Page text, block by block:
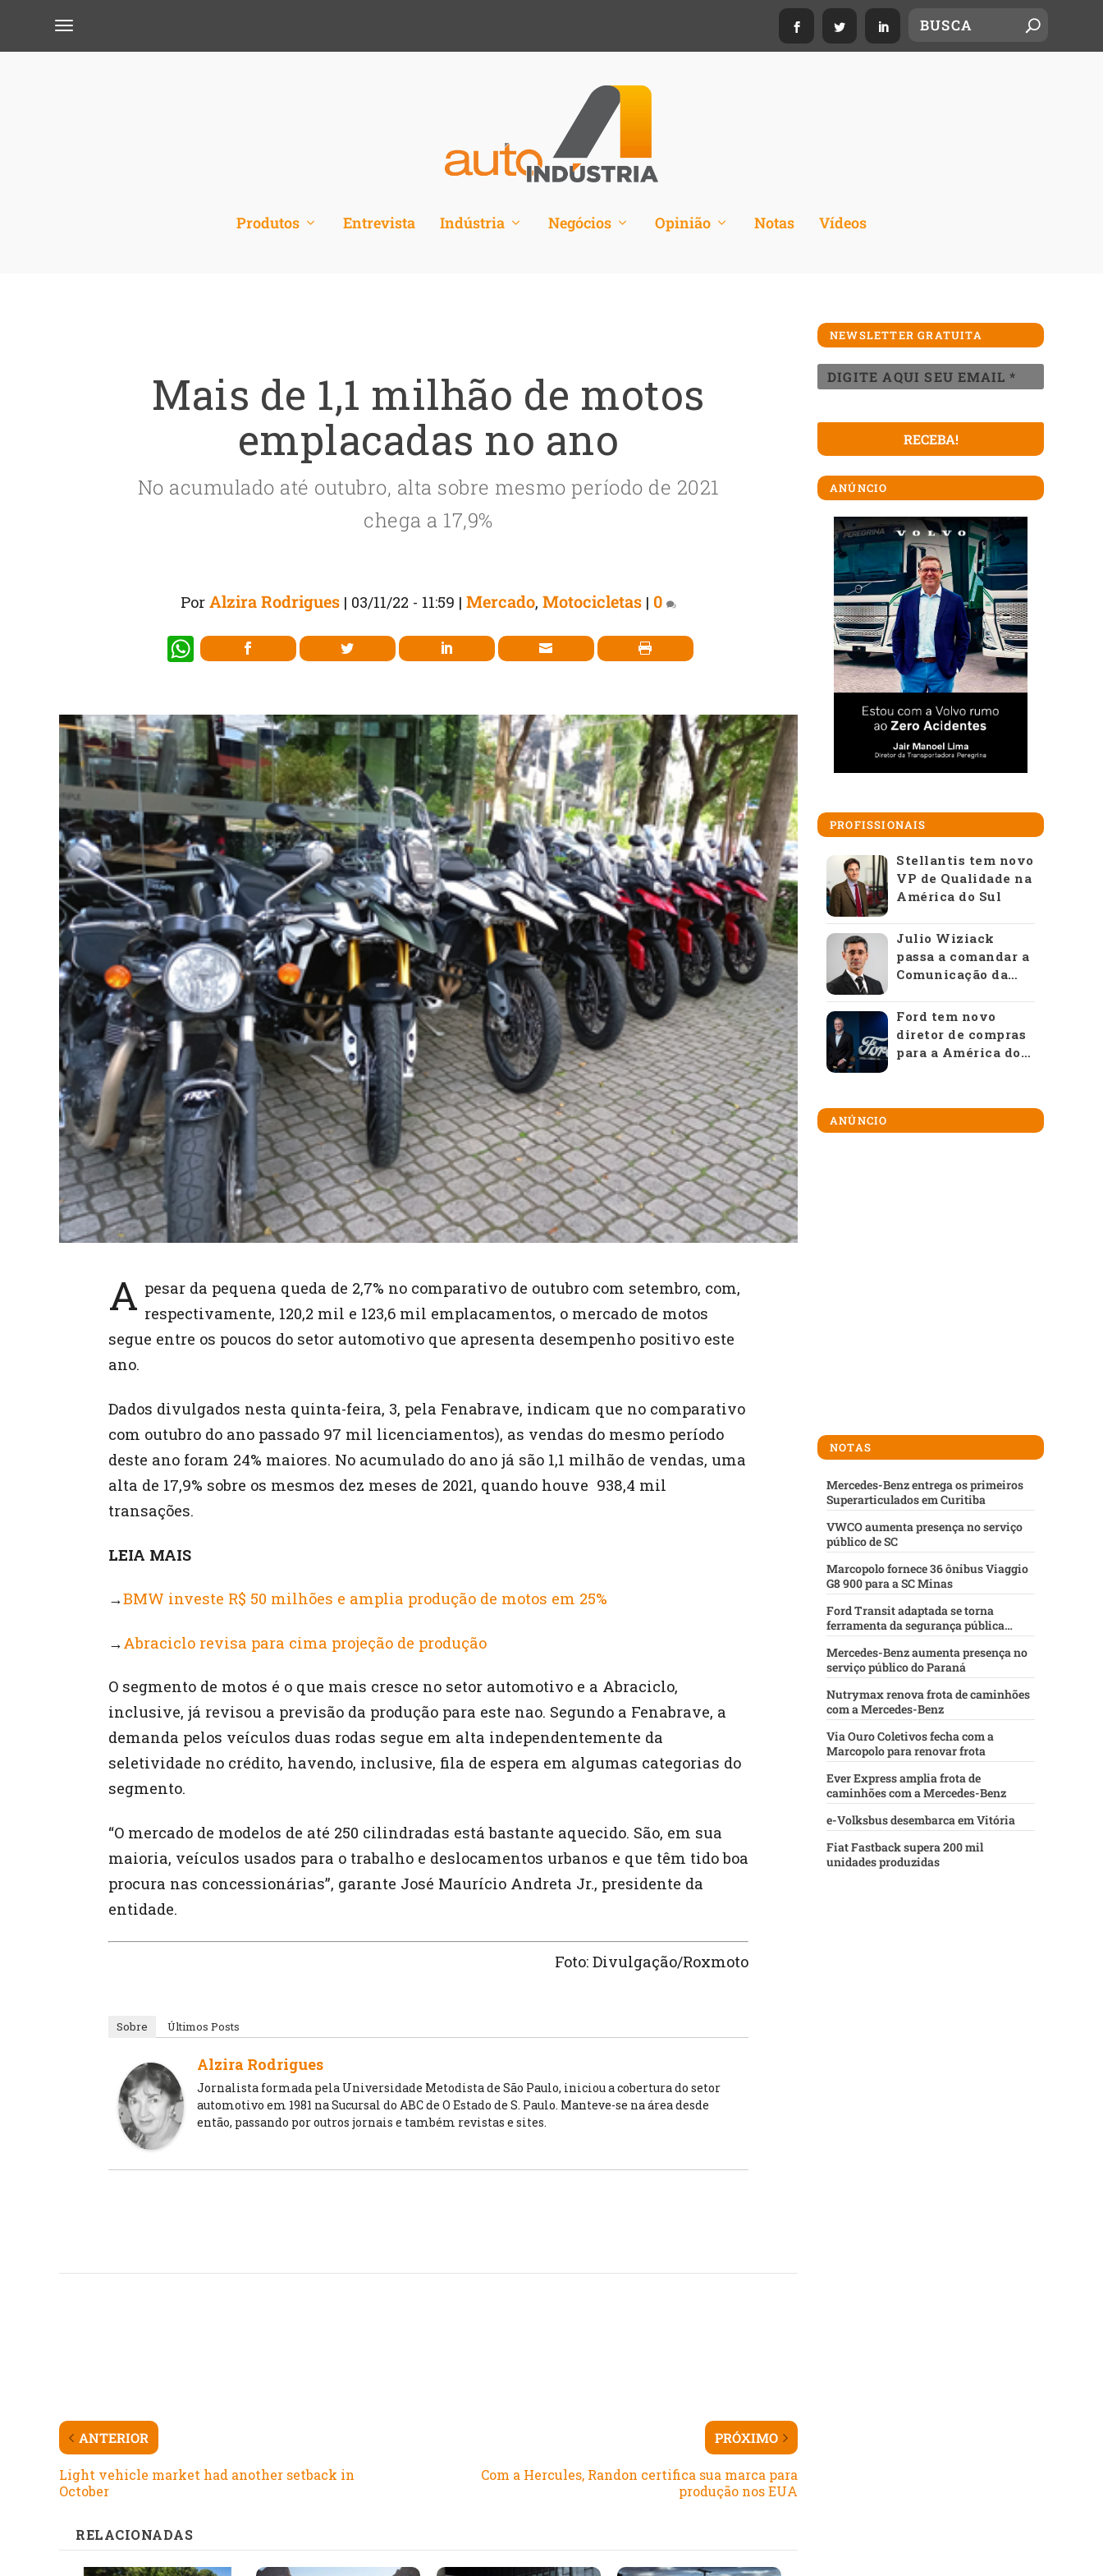
Produtos Entrevista Indústria Negócios Opinião Notas Vídeos
Mais de 1,1 milhão de motos
emplacadas no ano
No acumulado até outubro, alta sobre mesmo período de 2021
chega a 17,9%
Por Alzira Rodrigues | 03/11/22 - 11:59 | Mercado, Motocicletas | 0
W
s
A
p
p
A pesar da pequena queda de 2,7% no comparativo de outubro com setembro, com,
respectivamente, 120,2 mil e 123,6 mil emplacamentos, o mercado de motos
segue entre os poucos do setor automotivo que apresenta desempenho positivo este
ano.
Dados divulgados nesta quinta-feira, 3, pela Fenabrave, indicam que no comparativo
com outubro do ano passado 97 mil licenciamentos), as vendas do mesmo período
deste ano foram 24% maiores. No acumulado do ano já são 1,1 milhão de vendas, uma
alta de 17,9% sobre os mesmos dez meses de 2021, quando houve 938,4 mil
transações.
LEIA MAIS
→BMW investe R$ 50 milhões e amplia produção de motos em 25%
→Abraciclo revisa para cima projeção de produção
O segmento de motos é o que mais cresce no setor automotivo e a Abraciclo,
inclusive, já revisou a previsão da produção para este nao. Segundo a Fenabrave, a
demanda pelos veículos duas rodas segue em alta independentemente da
seletividade no crédito, havendo, inclusive, fila de espera em algumas categorias do
segmento.
“O mercado de modelos de até 250 cilindradas está bastante aquecido. São, em sua
maioria, veículos usados para o trabalho e deslocamentos urbanos e que têm tido boa
procura nas concessionárias”, garante José Maurício Andreta Jr., presidente da
entidade.
Foto: Divulgação/Roxmoto
Sobre Últimos Posts
Alzira Rodrigues
Jornalista formada pela Universidade Metodista de São Paulo, iniciou a cobertura do setor
automotivo em 1981 na Sucursal do ABC de O Estado de S. Paulo. Manteve-se na área desde
então, passando por outros jornais e também revistas e sites.
ANTERIOR
Light vehicle market had another setback in
October
PRÓXIMO
Com a Hercules, Randon certifica sua marca para
produção nos EUA
RELACIONADAS
NEWSLETTER GRATUITA
ANÚNCIO
PROFISSIONAIS
Stellantis tem novo
VP de Qualidade na
América do Sul
Julio Wiziack
passa a comandar a
Comunicação da
Ford tem novo
diretor de compras
para a América do
ANÚNCIO
NOTAS
Mercedes-Benz entrega os primeiros
Superarticulados em Curitiba
VWCO aumenta presença no serviço
público de SC
Marcopolo fornece 36 ônibus Viaggio
G8 900 para a SC Minas
Ford Transit adaptada se torna
ferramenta da segurança pública
baiana
Mercedes-Benz aumenta presença no
serviço público do Paraná
Nutrymax renova frota de caminhões
com a Mercedes-Benz
Via Ouro Coletivos fecha com a
Marcopolo para renovar frota
Ever Express amplia frota de
caminhões com a Mercedes-Benz
e-Volksbus desembarca em Vitória
Fiat Fastback supera 200 mil
unidades produzidas